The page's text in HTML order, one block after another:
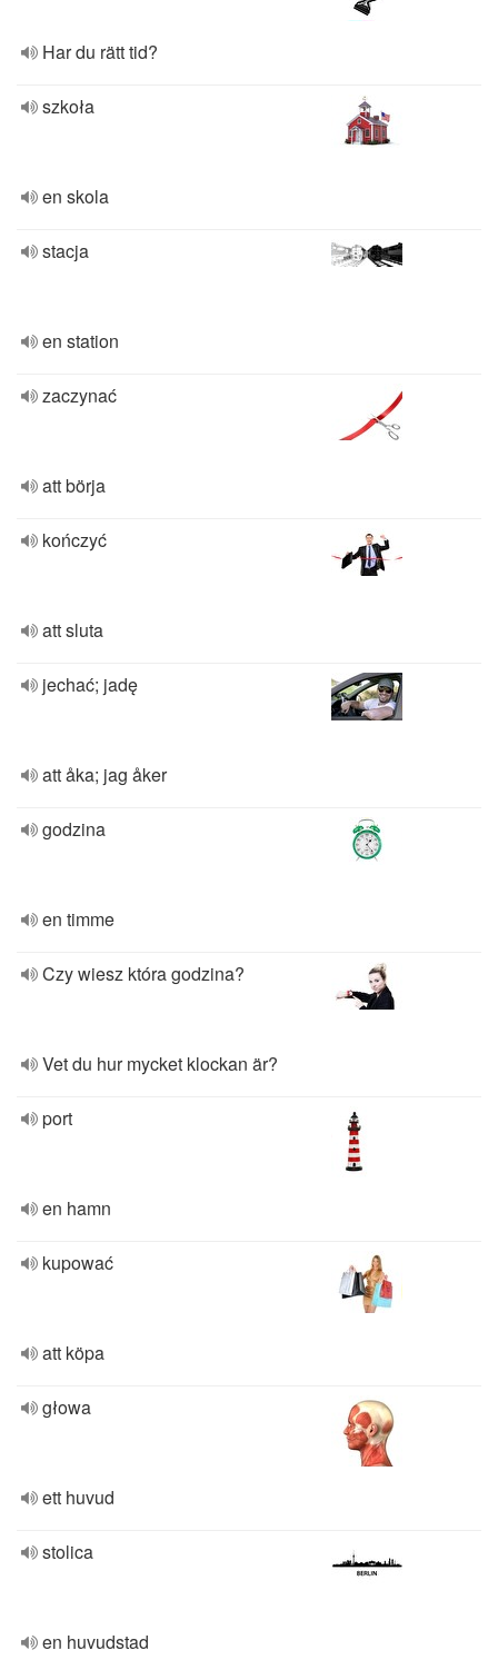
Har du rätt tid?
szkoła
en skola
stacja
en station
zaczynać
att börja
kończyć
att sluta
jechać; jadę
att åka; jag åker
godzina
en timme
Czy wiesz która godzina?
Vet du hur mycket klockan är?
port
en hamn
kupować
att köpa
głowa
ett huvud
stolica
en huvudstad